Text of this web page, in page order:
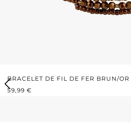
BRACELET DE FIL DE FER BRUN/OR
PRIX RÉGULIER :
59,99 €